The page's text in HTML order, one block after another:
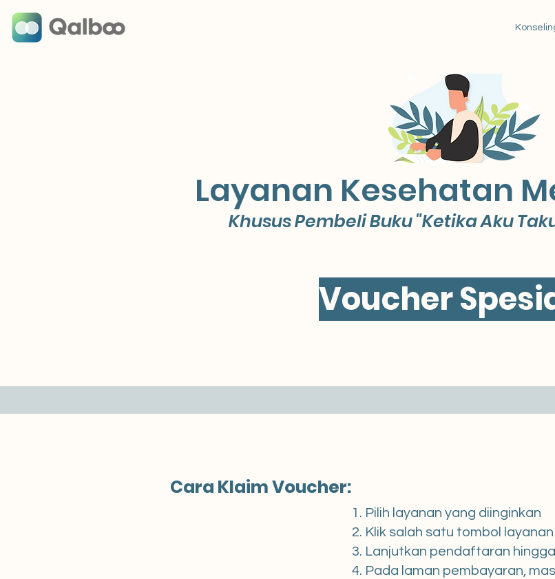
Layanan Kesehatan
Khusus Pembeli Buku "Ketika Aku
Voucher
Cara Klaim Voucher:
1. Pilih layanan yang diinginkan
2. Klik salah satu tombol
3. Lanjutkan pendaftaran
4. Pada laman pembayaran,